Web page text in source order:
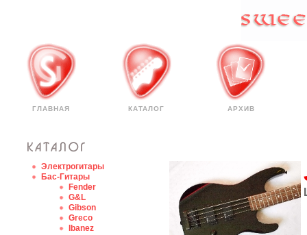
ГЛАВНАЯ КАТАЛОГ АРХИВ
Электрогитары
Бас-Гитары
Fender
G&L
Gibson
Greco
Ibanez